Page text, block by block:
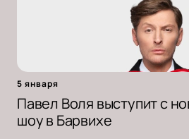
5 января
Павел Воля выступит с
шоу в Барвихе